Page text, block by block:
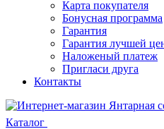
Карта покупателя
Бонусная программа
Гарантия
Гарантия лучшей
Наложеный платеж
Пригласи друга
Контакты
Каталог